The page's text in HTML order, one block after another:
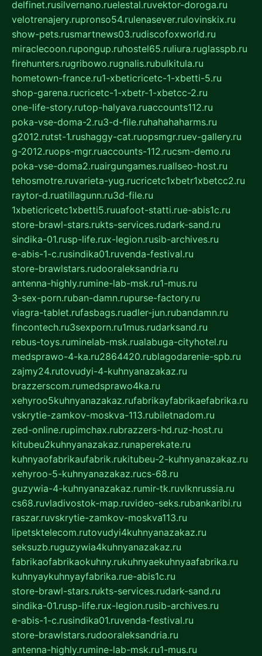
delfinet.rusilvernano.ruelestal.ruvektor-doroga.ru
velotrenajery.rupronso54.rulenasever.rulovinskix.ru
show-pets.rusmartnews03.rudiscofoxworld.ru
miraclecoon.rupongup.ruhostel65.ruliura.ruglasspb.ru
firehunters.rugribowo.rugnalis.rubulkitula.ru
hometown-france.ru1-xbeticricetc-1-xbetti-5.ru
shop-garena.rucricetc-1-xbetr-1-xbetcc-2.ru
one-life-story.rutop-halyava.ruaccounts112.ru
poka-vse-doma-2.ru3-d-file.ruhahahaharms.ru
g2012.rutst-1.rushaggy-cat.ruopsmgr.ruev-gallery.ru
g-2012.ruops-mgr.ruaccounts-112.rucsm-demo.ru
poka-vse-doma2.ruairgungames.ruallseo-host.ru
tehosmotre.ruvarieta-yug.rucricetc1xbetr1xbetcc2.ru
raytor-d.ruatillagunn.ru3d-file.ru
1xbeticricetc1xbetti5.ruuafoot-statti.rue-abis1c.ru
store-brawl-stars.rukts-services.rudark-sand.ru
sindika-01.rusp-life.rux-legion.rusib-archives.ru
e-abis-1-c.rusindika01.ruvenda-festival.ru
store-brawlstars.rudooraleksandria.ru
antenna-highly.rumine-lab-msk.ru1-mus.ru
3-sex-porn.ruban-damn.rupurse-factory.ru
viagra-tablet.rufasbags.ruadler-jun.rubandamn.ru
fincontech.ru3sexporn.ru1mus.rudarksand.ru
rebus-toys.ruminelab-msk.rualabuga-cityhotel.ru
medsprawo-4-ka.ru2864420.rublagodarenie-spb.ru
zajmy24.rutovudyi-4-kuhnyanazakaz.ru
brazzerscom.rumedsprawo4ka.ru
xehyroo5kuhnyanazakaz.rufabrikayfabrikaefabrika.ru
vskrytie-zamkov-moskva-113.rubiletnadom.ru
zed-online.rupimchax.rubrazzers-hd.ruz-host.ru
kitubeu2kuhnyanazakaz.runaperekate.ru
kuhnyaofabrikaufabrik.rukitubeu-2-kuhnyanazakaz.ru
xehyroo-5-kuhnyanazakaz.rucs-68.ru
guzywia-4-kuhnyanazakaz.rumir-tk.ruvlknrussia.ru
cs68.ruvladivostok-map.ruvideo-seks.rubankaribi.ru
raszar.ruvskrytie-zamkov-moskva113.ru
lipetsktelecom.rutovudyi4kuhnyanazakaz.ru
seksuzb.ruguzywia4kuhnyanazakaz.ru
fabrikaofabrikaokuhny.rukuhnyaekuhnyaafabrika.ru
kuhnyaykuhnyayfabrika.rue-abis1c.ru
store-brawl-stars.rukts-services.rudark-sand.ru
sindika-01.rusp-life.rux-legion.rusib-archives.ru
e-abis-1-c.rusindika01.ruvenda-festival.ru
store-brawlstars.rudooraleksandria.ru
antenna-highly.rumine-lab-msk.ru1-mus.ru